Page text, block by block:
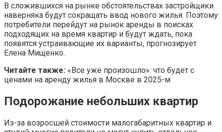
В сложившихся на рынке обстоятельствах застройщики
наверняка будут сокращать ввод нового жилья. Поэтому
потребители перейдут на рынок аренды в поисках
подходящих на время квартир и будут ждать, пока
появятся устраивающие их варианты, прогнозирует
Елена Мищенко.
Читайте также: «Все уже произошло»: что будет с
ценами на аренду жилья в Москве в 2025-м
Подорожание небольших квартир
Из-за возросшей стоимости малогабаритных квартир и